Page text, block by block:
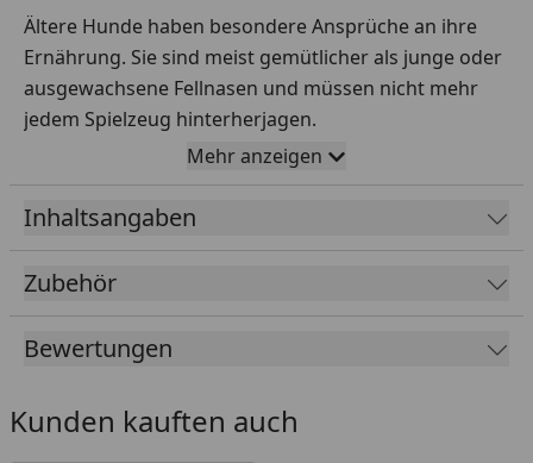
Ältere Hunde haben besondere Ansprüche an ihre
Ernährung. Sie sind meist gemütlicher als junge oder
ausgewachsene Fellnasen und müssen nicht mehr
jedem Spielzeug hinterherjagen.
FütterungsempfehlungMehr anzeigen
Inhaltsangaben
Zubehör
Bewertungen
Kunden kauften auch